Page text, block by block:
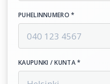
PUHELINNUMERO *
KAUPUNKI / KUNTA *